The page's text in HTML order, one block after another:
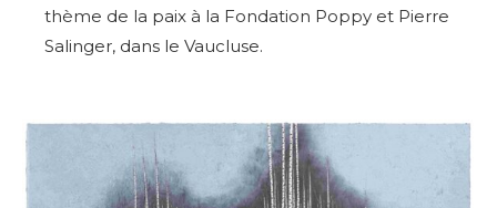
* Champ obligatoire
thème de la paix à la Fondation Poppy et Pierre
Salinger, dans le Vaucluse.